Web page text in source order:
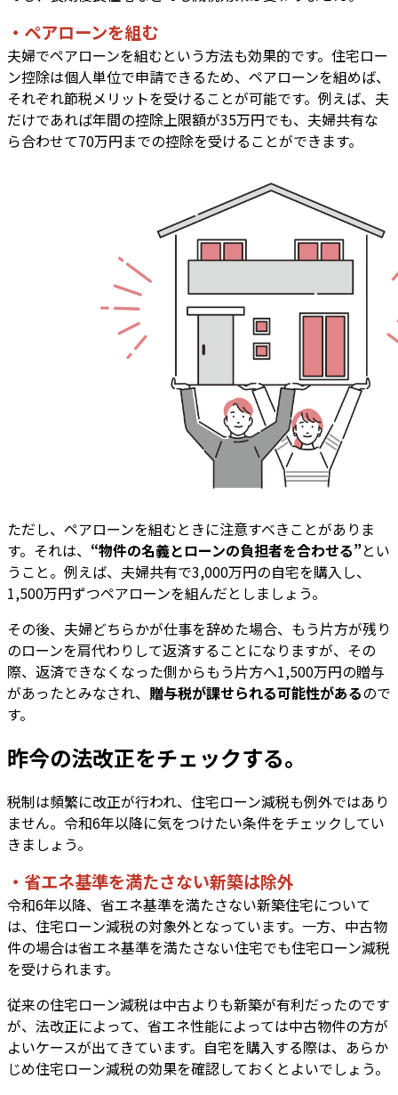
・ペアローンを組む
夫婦でペアローンを組むという方法も効果的です。住宅ロー
ン控除は個人単位で申請できるため、ペアローンを組めば、
それぞれ節税メリットを受けることが可能です。例えば、夫
だけであれば年間の控除上限額が35万円でも、夫婦共有な
ら合わせて70万円までの控除を受けることができます。
ただし、ペアローンを組むときに注意すべきことがありま
す。それは、 “物件の名義とローンの負担者を合わせる”とい
うこと。例えば、夫婦共有で3,000万円の自宅を購入し、
1,500万円ずつペアローンを組んだとしましょう。
その後、夫婦どちらかが仕事を辞めた場合、もう片方が残り
のローンを肩代わりして返済することになりますが、その
際、返済できなくなった側からもう片方へ1,500万円の贈与
があったとみなされ、 贈与税が課せられる可能性があるので
す。
昨今の法改正をチェックする。
税制は頻繁に改正が行われ、住宅ローン減税も例外ではあり
ません。令和6年以降に気をつけたい条件をチェックしてい
きましょう。
・省エネ基準を満たさない新築は除外
令和6年以降、省エネ基準を満たさない新築住宅について
は、住宅ローン減税の対象外となっています。一方、中古物
件の場合は省エネ基準を満たさない住宅でも住宅ローン減税
を受けられます。
従来の住宅ローン減税は中古よりも新築が有利だったのです
が、法改正によって、省エネ性能によっては中古物件の方が
よいケースが出てきています。自宅を購入する際は、あらか
じめ住宅ローン減税の効果を確認しておくとよいでしょう。